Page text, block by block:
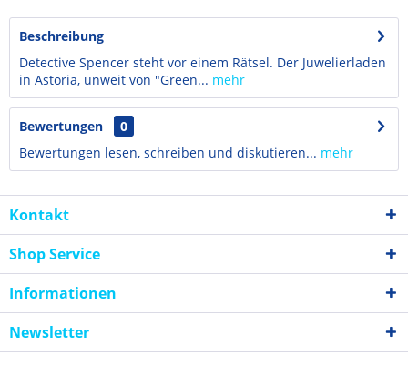
Beschreibung
Detective Spencer steht vor einem Rätsel. Der Juwelierladen
in Astoria, unweit von "Green... mehr
Bewertungen
0
Bewertungen lesen, schreiben und diskutieren... mehr
Kontakt
Shop Service
Informationen
Newsletter